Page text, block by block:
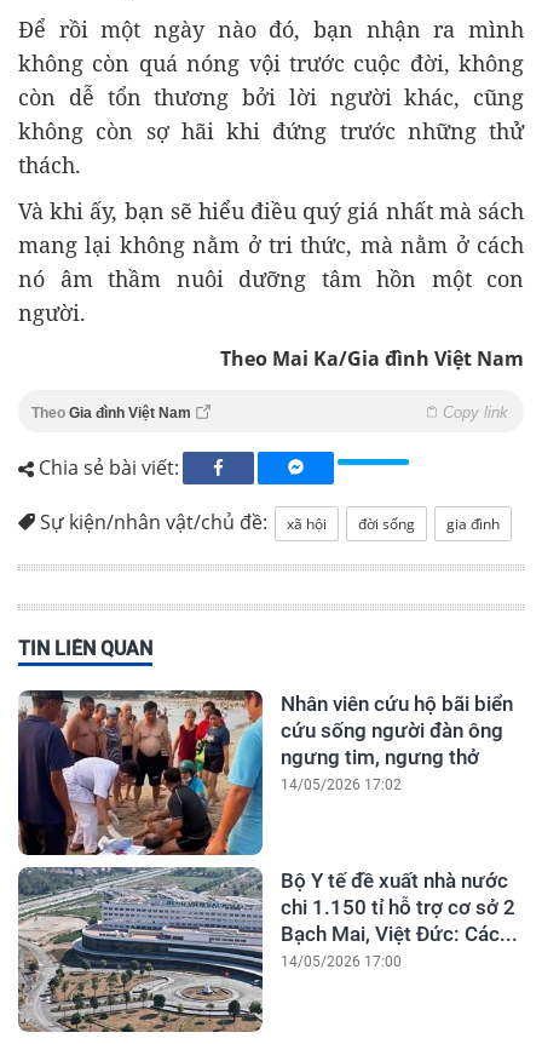
Để rồi một ngày nào đó, bạn nhận ra mình
không còn quá nóng vội trước cuộc đời, không
còn dễ tổn thương bởi lời người khác, cũng
không còn sợ hãi khi đứng trước những thử
thách.
Và khi ấy, bạn sẽ hiểu điều quý giá nhất mà sách
mang lại không nằm ở tri thức, mà nằm ở cách
nó âm thầm nuôi dưỡng tâm hồn một con
người.
Theo Mai Ka/Gia đình Việt Nam
Theo Gia đình Việt Nam Copy link
Chia sẻ bài viết:
Sự kiện/nhân vật/chủ đề: xã hội đời sống gia đình
TIN LIÊN QUAN
Nhân viên cứu hộ bãi biển
cứu sống người đàn ông
ngưng tim, ngưng thở
14/05/2026 17:02
Bộ Y tế đề xuất nhà nước
chi 1.150 tỉ hỗ trợ cơ sở 2
Bạch Mai, Việt Đức: Các...
14/05/2026 17:00